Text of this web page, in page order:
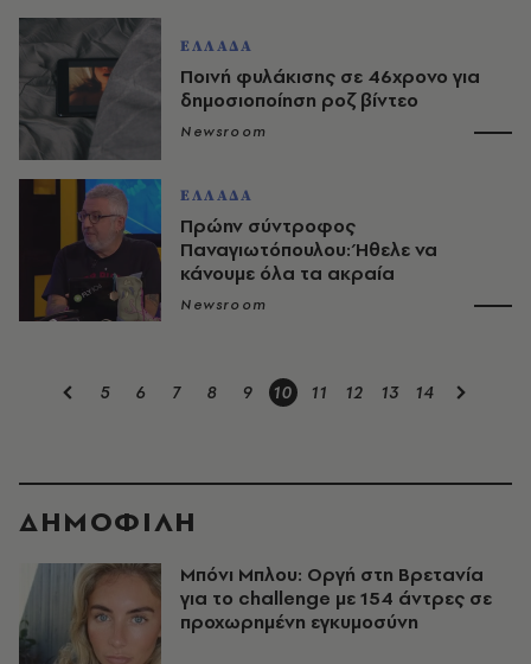
ΕΛΛΑΔΑ
Ποινή φυλάκισης σε 46χρονο για
δημοσιοποίηση ροζ βίντεο
Newsroom
ΕΛΛΑΔΑ
Πρώην σύντροφος
Παναγιωτόπουλου: Ήθελε να
κάνουμε όλα τα ακραία
Newsroom
5 6 7 8 9 10 11 12 13 14
ΔΗΜΟΦΙΛΗ
Μπόνι Μπλου: Οργή στη Βρετανία
για το challenge με 154 άντρες σε
προχωρημένη εγκυμοσύνη